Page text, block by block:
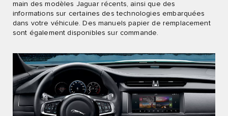
main des modèles Jaguar récents, ainsi que des
informations sur certaines des technologies embarquées
dans votre véhicule. Des manuels papier de remplacement
sont également disponibles sur commande.